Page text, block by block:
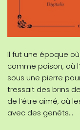
Il fut une époque
comme poison, où
sous une pierre
tressait des brins
de l’être aimé, où
avec des genêts…